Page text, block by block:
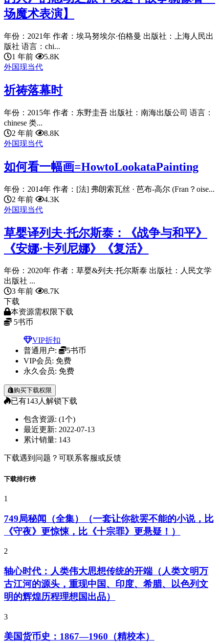
场魔术表演】
年份：2021年 作者：埃马努埃尔·伯格曼 出版社：上海人民出
版社 语言：chi...
1 年前
5.8K
外国现当代
祈祷落幕时
年份：2015年 作者：东野圭吾 出版社：南海出版公司 语言：
chinese 类...
2 年前
8.8K
外国现当代
如何看一幅画=HowtoLookataPainting
年份：2014年 作者：[法] 弗朗索瓦丝 · 芭布-高尔 (Fran？oise...
2 年前
4.3K
外国现当代
草婴译列夫·托尔斯泰：《战争与和平》
《安娜·卡列尼娜》《复活》
年份：2020年 作者：草婴&列夫·托尔斯泰 出版社：人民文学
出版社 ...
3 年前
8.7K
下载
本资源需权限下载
5书币
VIP折扣
普通用户:
5书币
VIP会员: 免费
永久会员: 免费
购买下载权限
已有143人解锁下载
包含资源: (1个)
最近更新: 2022-07-13
累计销量: 143
下载遇到问题？可联系客服或反馈
下载排行榜
1
749局秘闻（全集）（一套让你欲罢不能的小说，比
《守夜》更惊悚，比《十宗罪》更悬疑！）
2
轴心时代：人类伟大思想传统的开端（人类文明万
古江河的源头，重现中国、印度、希腊、以色列文
明的辉煌历程理想国出品）
3
美国货币史：1867—1960（精校本）